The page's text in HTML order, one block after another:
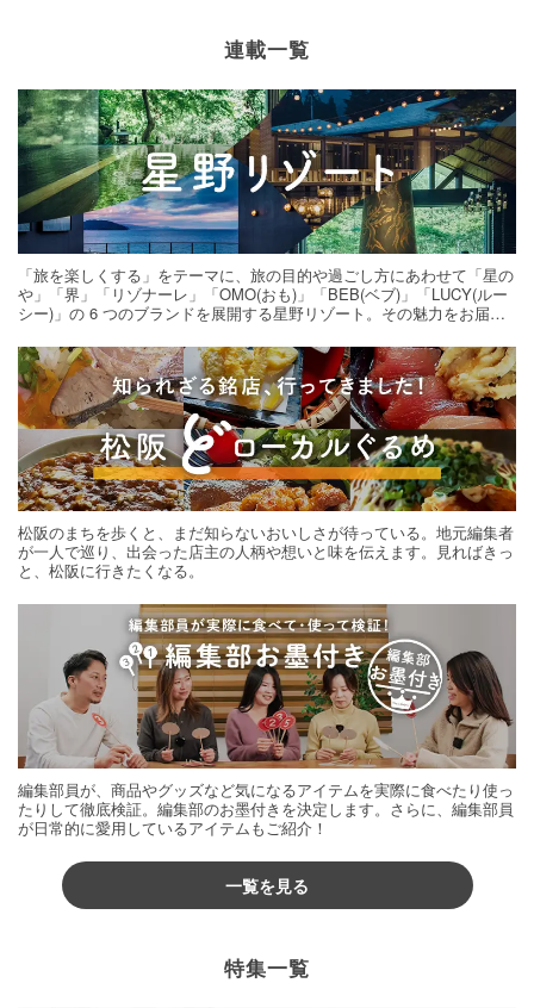
連載一覧
「旅を楽しくする」をテーマに、旅の目的や過ごし方にあわせて「星の
や」「界」「リゾナーレ」「OMO(おも)」「BEB(ベブ)」「LUCY(ルー
シー)」の 6 つのブランドを展開する星野リゾート。その魅力をお届け
松阪のまちを歩くと、まだ知らないおいしさが待っている。地元編集者
が一人で巡り、出会った店主の人柄や想いと味を伝えます。見ればきっ
と、松阪に行きたくなる。
編集部員が、商品やグッズなど気になるアイテムを実際に食べたり使っ
たりして徹底検証。編集部のお墨付きを決定します。さらに、編集部員
が日常的に愛用しているアイテムもご紹介！
一覧を見る
特集一覧